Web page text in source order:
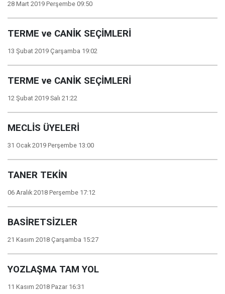
28 Mart 2019 Perşembe 09:50
TERME ve CANİK SEÇİMLERİ
13 Şubat 2019 Çarşamba 19:02
TERME ve CANİK SEÇİMLERİ
12 Şubat 2019 Salı 21:22
MECLİS ÜYELERİ
31 Ocak 2019 Perşembe 13:00
TANER TEKİN
06 Aralık 2018 Perşembe 17:12
BASİRETSİZLER
21 Kasım 2018 Çarşamba 15:27
YOZLAŞMA TAM YOL
11 Kasım 2018 Pazar 16:31